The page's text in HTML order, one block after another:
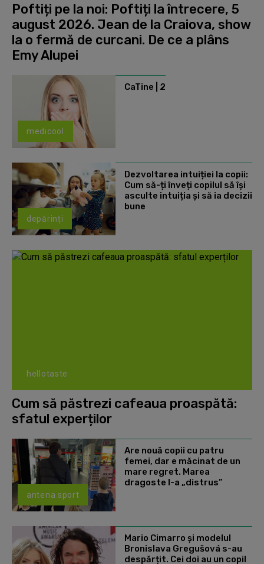
Poftiți pe la noi: Poftiți la întrecere, 5
august 2026. Jean de la Craiova, show
la o fermă de curcani. De ce a plâns
Emy Alupei
medicool
CaTine | 2
depărinți
Dezvoltarea intuiției la copii:
Cum să-ți înveți copilul să își
asculte intuiția și să ia decizii
bune
hellotaste
Cum să păstrezi cafeaua proaspătă:
sfatul experților
antena sport
Are nouă copii cu patru
femei, dar e măcinat de un
mare regret. Marea
dragoste l-a „distrus”
Mario Cimarro și modelul
Bronislava Gregušová s-au
despărțit. Cei doi au un copil